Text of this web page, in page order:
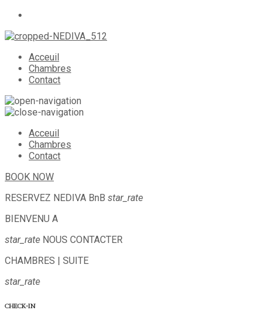
Acceuil
Chambres
Contact
Acceuil
Chambres
Contact
BOOK NOW
RESERVEZ NEDIVA BnB star_rate
BIENVENU A
star_rate NOUS CONTACTER
CHAMBRES | SUITE
star_rate
CHECK-IN